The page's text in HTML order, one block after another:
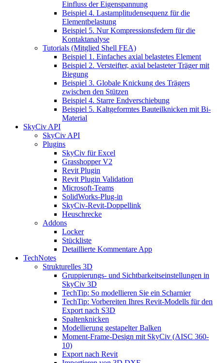
Einfluss der Eigenspannung
Beispiel 4. Lastamplitudensequenz für die
Elementbelastung
Beispiel 5. Nur Kompressionsfedern für die
Kontaktanalyse
Tutorials (Mitglied Shell FEA)
Beispiel 1. Einfaches axial belastetes Element
Beispiel 2. Versteifter, axial belasteter Träger mit
Biegung
Beispiel 3. Globale Knickung des Trägers
zwischen den Stützen
Beispiel 4. Starre Endverschiebung
Beispiel 5. Kaltgeformtes Bauteilknicken mit Bi-
Material
SkyCiv API
SkyCiv API
Plugins
SkyCiv für Excel
Grasshopper V2
Revit Plugin
Revit Plugin Validation
Microsoft-Teams
SolidWorks-Plug-in
SkyCiv-Revit-Doppellink
Heuschrecke
Addons
Locker
Stückliste
Detaillierte Kommentare App
TechNotes
Strukturelles 3D
Gruppierungs- und Sichtbarkeitseinstellungen in
SkyCiv 3D
TechTip: So modellieren Sie ein Scharnier
TechTip: Vorbereiten Ihres Revit-Modells für den
Export nach S3D
Spaltenknicken
Modellierung gestapelter Balken
Moment-Frame-Design mit SkyCiv (AISC 360-
10)
Export nach Revit